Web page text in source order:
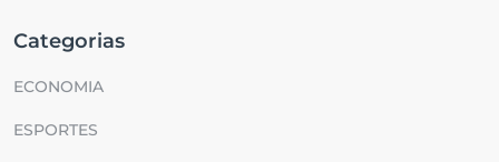
Categorias
ECONOMIA
ESPORTES